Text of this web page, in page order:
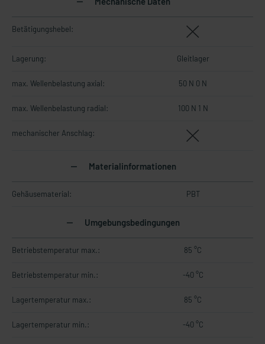
Betätigungshebel:
Lagerung: Gleitlager
max. Wellenbelastung axial: 50 N 0 N
max. Wellenbelastung radial: 100 N 1 N
mechanischer Anschlag:
Materialinformationen
Gehäusematerial: PBT
Umgebungsbedingungen
Betriebstemperatur max.: 85 °C
Betriebstemperatur min.: -40 °C
Lagertemperatur max.: 85 °C
Lagertemperatur min.: -40 °C